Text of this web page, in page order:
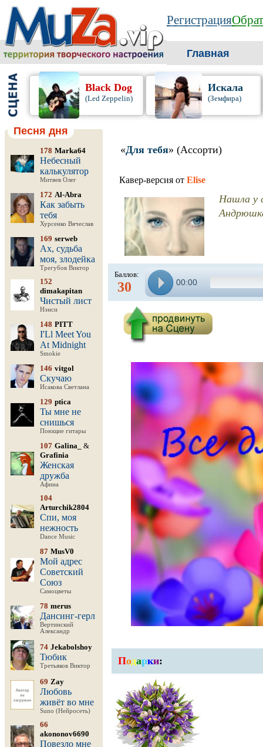
Регистрация
Главная
Black Dog
(Led Zeppelin)
Искала
(Земфира)
Песня дня
178 Marka64
Небесный
калькулятор
Митяев Олег
172 Al-Abra
Как забыть
тебя
Хурсенко Вячеслав
169 serweb
Ах, судьба
моя, злодейка
Трегубов Виктор
152
dimakapitan
Чистый лист
Нэнси
148 PITT
I'Ll Meet You
At Midnight
Smokie
146 vitgol
Скучаю
Исакова Светлана
129 ptica
Ты мне не
снишься
Поющие гитары
107 Galina_
&
Grafinia
Женская
дружба
Афина
104
Arturchik2804
Спи, моя
нежность
Dance Music
87 MusV0
Мой адрес
Советский
Союз
Самоцветы
78 merus
Дансинг-герл
Вертинский
Александр
74 Jekabolshoy
Тюбик
Третьяков Виктор
69 Zay
Любовь
живёт во мне
Suno (Нейросеть)
66
akononov6690
Повезло мне
«Для тебя» (Ассорти)
Кавер-версия от Elise
Нашла у
Баллов:
30 00:00
Подарки: